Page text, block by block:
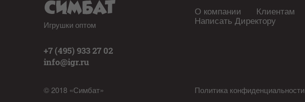
Игрушки оптом
+7 (495) 933 27 02
info@igr.ru
© 2018 «Симбат»
О компании Клиентам
Написать Директору
Политика конфиденциальности